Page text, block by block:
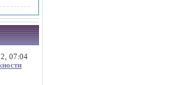
07:04